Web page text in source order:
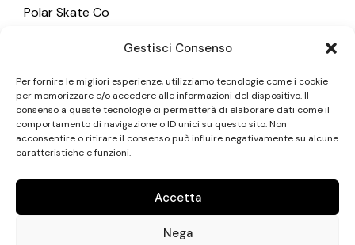
Gestisci Consenso
Per fornire le migliori esperienze, utilizziamo tecnologie come i cookie
per memorizzare e/o accedere alle informazioni del dispositivo. Il
consenso a queste tecnologie ci permetterà di elaborare dati come il
comportamento di navigazione o ID unici su questo sito. Non
acconsentire o ritirare il consenso può influire negativamente su alcune
caratteristiche e funzioni.
Accetta
Nega
Polar Skate Co
Vans
XLarge